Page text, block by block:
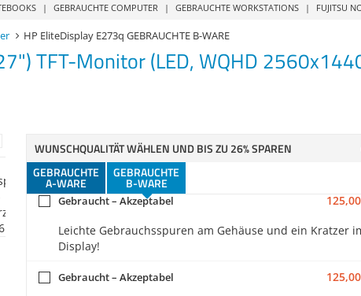
| GEBRAUCHTE COMPUTER | GEBRAUCHTE WORKSTATIONS | FUJITSU
HP EliteDisplay E273q GEBRAUCHTE B-WARE
TFT-Monitor (LED, WQHD
WUNSCHQUALITÄT WÄHLEN UND BIS ZU 26% SPAREN
GEBRAUCHTE
A-WARE
GEBRAUCHTE
B-WARE
Gebraucht – Akzeptabel 125,00
Leichte Gebrauchsspuren am Gehäuse und ein Kratzer
Display!
Gebraucht – Akzeptabel 125,00